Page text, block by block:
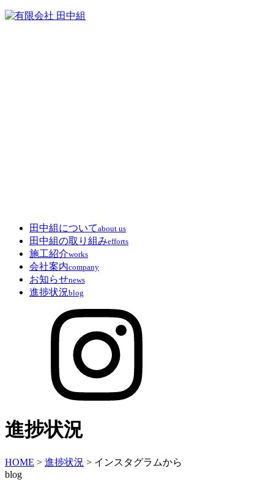
田中組についてabout us
田中組の取り組みefforts
施工紹介works
会社案内company
お知らせnews
進捗状況blog
進捗状況
HOME > 進捗状況 > インスタグラムから
blog